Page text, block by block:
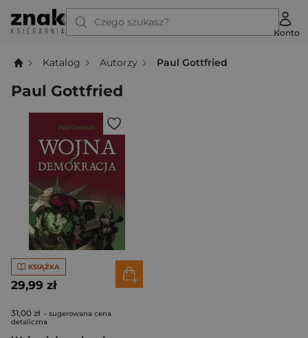
Czego szukasz?
Konto
Katalog Autorzy Paul Gottfried
Paul Gottfried
KSIĄŻKA
29,99 zł
31,00 zł - sugerowana cena
detaliczna